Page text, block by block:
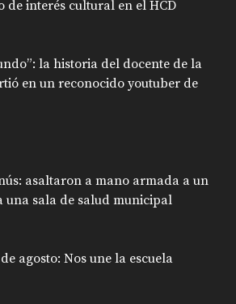
de interés cultural en el HCD
la historia del docente de la
en un reconocido youtuber de
asaltaron a mano armada a un
sala de salud municipal
agosto: Nos une la escuela